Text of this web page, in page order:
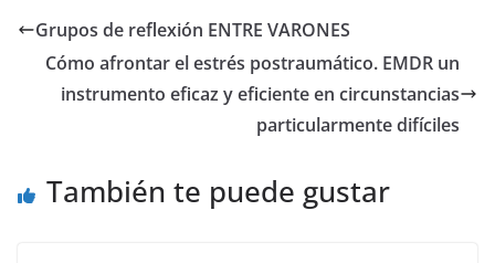
e
b
o
er l s
A
p
gr
a
m
y
Li
n
k
Grupos de reflexión ENTRE VARONES
Cómo afrontar el estrés postraumático. EMDR un
instrumento eficaz y eficiente en circunstancias
particularmente difíciles
También te puede gustar